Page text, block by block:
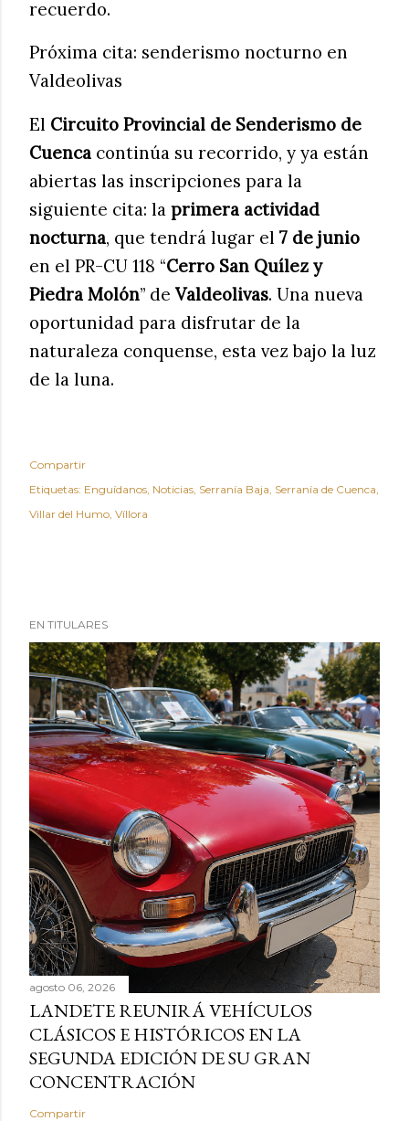
recuerdo.
Próxima cita: senderismo nocturno en
Valdeolivas
El Circuito Provincial de Senderismo de
Cuenca continúa su recorrido, y ya están
abiertas las inscripciones para la
siguiente cita: la primera actividad
nocturna, que tendrá lugar el 7 de junio
en el PR-CU 118 “Cerro San Quílez y
Piedra Molón” de Valdeolivas. Una nueva
oportunidad para disfrutar de la
naturaleza conquense, esta vez bajo la luz
de la luna.
Compartir
Etiquetas: Enguídanos Noticias Serranía Baja Serranía de Cuenca
Villar del Humo Víllora
EN TITULARES
agosto 06, 2026
LANDETE REUNIRÁ VEHÍCULOS
CLÁSICOS E HISTÓRICOS EN LA
SEGUNDA EDICIÓN DE SU GRAN
CONCENTRACIÓN
Compartir